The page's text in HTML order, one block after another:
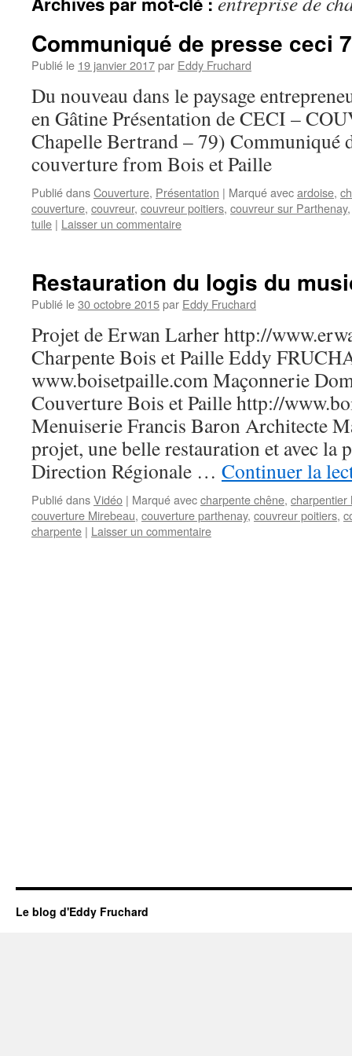
Communiqué de presse ceci
Publié le 19 janvier 2017par Eddy Fruchard
Du nouveau dans le paysage
en Gâtine Présentation de CECI –
Chapelle Bertrand – 79) Communiqué
couverture from Bois et Paille
Publié dansCouverture, Présentation | Marqué avecardoise,
couverture, couvreur, couvreur poitiers, couvreur sur Parthenay
tuile | Laisser un commentaire
Restauration du logis du
Publié le30 octobre 2015par Eddy Fruchard
Projet de Erwan Larher http://
Charpente Bois et Paille Eddy
www.boisetpaille.com Maçonnerie
Couverture Bois et Paille http://
Menuiserie Francis Baron Architecte
projet, une belle restauration et avec la
Direction Régionale … Continuer la
Publié dansVidéo | Marqué aveccharpente chêne, charpentier
couverture Mirebeau, couverture parthenay, couvreur poitiers,
charpente | Laisser un commentaire
Le blog d'Eddy Fruchard